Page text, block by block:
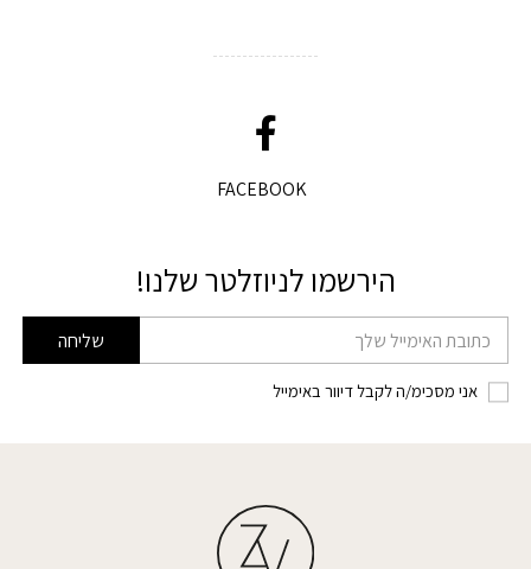
FACEBOOK
הירשמו לניוזלטר שלנו!
דוא׳׳ל שליחה
אני מסכימ/ה לקבל דיוור באימייל